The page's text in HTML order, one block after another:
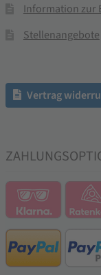
Information zur
Stellenangebote
Vertrag